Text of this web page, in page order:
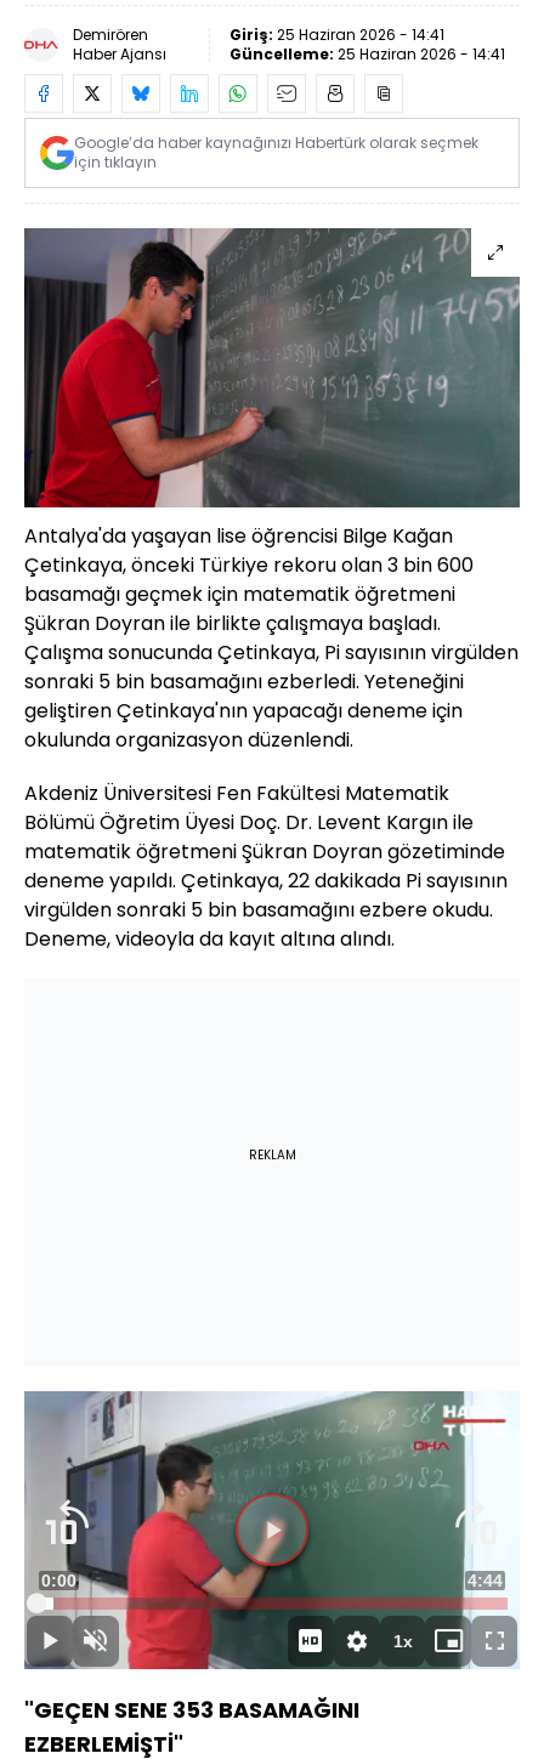
Demirören
Haber Ajansı
Giriş: 25 Haziran 2026 - 14:41
Güncelleme: 25 Haziran 2026 - 14:41
Google’da haber kaynağınızı Habertürk olarak seçmek
için tıklayın
Antalya'da yaşayan lise öğrencisi Bilge Kağan
Çetinkaya, önceki Türkiye rekoru olan 3 bin 600
basamağı geçmek için matematik öğretmeni
Şükran Doyran ile birlikte çalışmaya başladı.
Çalışma sonucunda Çetinkaya, Pi sayısının virgülden
sonraki 5 bin basamağını ezberledi. Yeteneğini
geliştiren Çetinkaya'nın yapacağı deneme için
okulunda organizasyon düzenlendi.
Akdeniz Üniversitesi Fen Fakültesi Matematik
Bölümü Öğretim Üyesi Doç. Dr. Levent Kargın ile
matematik öğretmeni Şükran Doyran gözetiminde
deneme yapıldı. Çetinkaya, 22 dakikada Pi sayısının
virgülden sonraki 5 bin basamağını ezbere okudu.
Deneme, videoyla da kayıt altına alındı.
REKLAM
Videoyu
Oynat
OynatSesi
Aç
Süre
0:00 Toplam
Süre
4:44
Yüklendi:
3.49%
1xOynatma
Hızı
Mini
oynatıcı
Tam
Ekran
"GEÇEN SENE 353 BASAMAĞINI
EZBERLEMİŞTİ"